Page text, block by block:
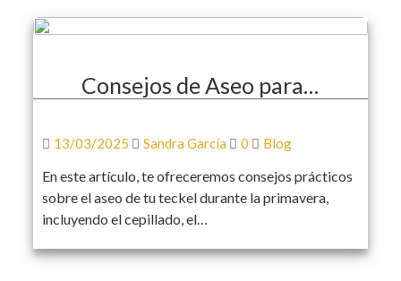
Consejos de Aseo para…
13/03/2025 Sandra García 0 Blog
En este artículo, te ofreceremos consejos prácticos
sobre el aseo de tu teckel durante la primavera,
incluyendo el cepillado, el…